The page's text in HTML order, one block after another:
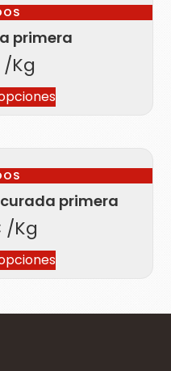
primera
/Kg
primera
/Kg